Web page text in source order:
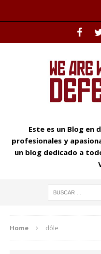
Este es un Blog en
profesionales y
un blog dedicado a
Home dôle